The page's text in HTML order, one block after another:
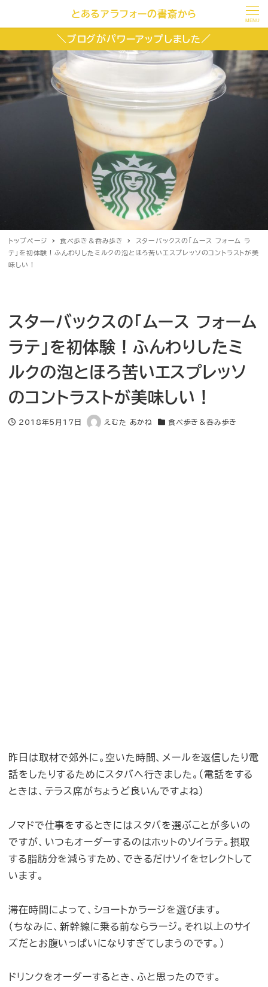
とあるアラフォーの書斎から
MENU
＼ブログがパワーアップしました／
トップページ 食べ歩き＆呑み歩き
スターバックスの「ムース フォーム ラ
テ」を初体験！ふんわりしたミルクの泡とほろ苦いエスプレッソのコントラストが美
味しい！
スターバックスの「ムース フォーム
ラテ」を初体験！ふんわりしたミ
ルクの泡とほろ苦いエスプレッソ
のコントラストが美味しい！
投稿日
2018年5月17日
著
えむた あかね
カテゴリー
食べ歩き＆呑み歩き
昨日は取材で郊外に。空いた時間、メールを返信したり電
話をしたりするためにスタバへ行きました。（電話をする
ときは、テラス席がちょうど良いんですよね）
ノマドで仕事をするときにはスタバを選ぶことが多いの
ですが、いつもオーダーするのはホットのソイラテ。摂取
する脂肪分を減らすため、できるだけソイをセレクトして
います。
滞在時間によって、ショートかラージを選びます。
（ちなみに、新幹線に乗る前ならラージ。それ以上のサイ
ズだとお腹いっぱいになりすぎてしまうのです。）
ドリンクをオーダーするとき、ふと思ったのです。